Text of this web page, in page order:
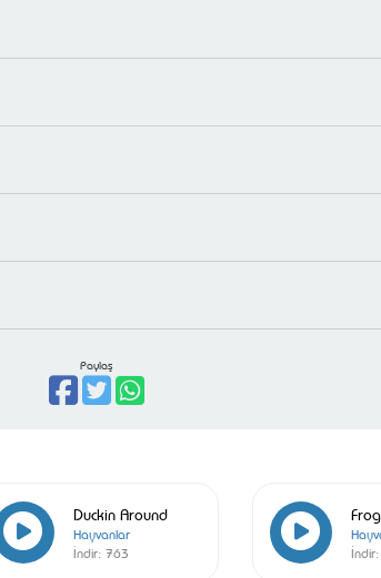
Paylaş
Duckin Around
Hayvanlar
İndir: 763
İndir: